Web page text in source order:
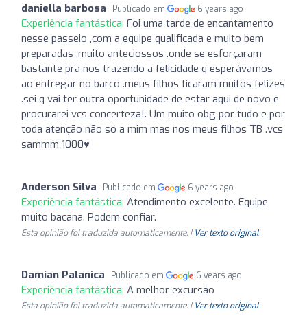
daniella barbosa Publicado em 6 years ago
Experiência fantástica: Foi uma tarde de encantamento
nesse passeio ,com a equipe qualificada e muito bem
preparadas ,muito anteciossos .onde se esforçaram
bastante pra nos trazendo a felicidade q esperávamos
ao entregar no barco .meus filhos ficaram muitos felizes
.sei q vai ter outra oportunidade de estar aqui de novo e
procurarei vcs concerteza!. Um muito obg por tudo e por
toda atenção não só a mim mas nos meus filhos TB .vcs
sammm 1000️♥️
Anderson Silva Publicado em 6 years ago
Experiência fantástica: Atendimento excelente. Equipe
muito bacana. Podem confiar.
Esta opinião foi traduzida automaticamente. | Ver texto original
Damian Palanica Publicado em 6 years ago
Experiência fantástica: A melhor excursão
Esta opinião foi traduzida automaticamente. | Ver texto original